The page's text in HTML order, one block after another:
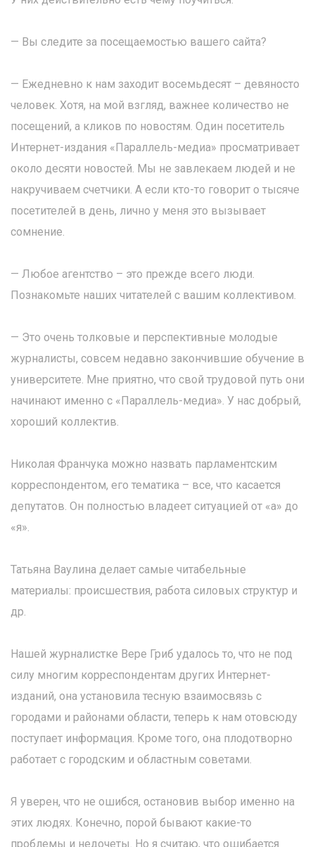
— Вы следите за посещаемостью вашего сайта?
— Ежедневно к нам заходит восемьдесят – девяносто
человек. Хотя, на мой взгляд, важнее количество не
посещений, а кликов по новостям. Один посетитель
Интернет-издания «Параллель-медиа» просматривает
около десяти новостей. Мы не завлекаем людей и не
накручиваем счетчики. А если кто-то говорит о тысяче
посетителей в день, лично у меня это вызывает
сомнение.
— Любое агентство – это прежде всего люди.
Познакомьте наших читателей с вашим коллективом.
— Это очень толковые и перспективные молодые
журналисты, совсем недавно закончившие обучение в
университете. Мне приятно, что свой трудовой путь они
начинают именно с «Параллель-медиа». У нас добрый,
хороший коллектив.
Николая Франчука можно назвать парламентским
корреспондентом, его тематика – все, что касается
депутатов. Он полностью владеет ситуацией от «а» до
«я».
Татьяна Ваулина делает самые читабельные
материалы: происшествия, работа силовых структур и
др.
Нашей журналистке Вере Гриб удалось то, что не под
силу многим корреспондентам других Интернет-
изданий, она установила тесную взаимосвязь с
городами и районами области, теперь к нам отовсюду
поступает информация. Кроме того, она плодотворно
работает с городским и областным советами.
Я уверен, что не ошибся, остановив выбор именно на
этих людях. Конечно, порой бывают какие-то
проблемы и недочеты. Но я считаю, что ошибается